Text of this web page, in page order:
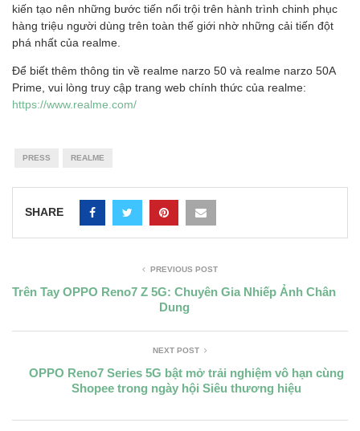
kiến tạo nên những bước tiến nổi trội trên hành trình chinh phục
hàng triệu người dùng trên toàn thế giới nhờ những cải tiến đột
phá nhất của realme.
Để biết thêm thông tin về realme narzo 50 và realme narzo 50A
Prime, vui lòng truy cập trang web chính thức của realme:
https://www.realme.com/
PRESS REALME
SHARE
PREVIOUS POST
Trên Tay OPPO Reno7 Z 5G: Chuyên Gia Nhiếp Ảnh Chân
Dung
NEXT POST
OPPO Reno7 Series 5G bật mở trải nghiệm vô hạn cùng
Shopee trong ngày hội Siêu thương hiệu